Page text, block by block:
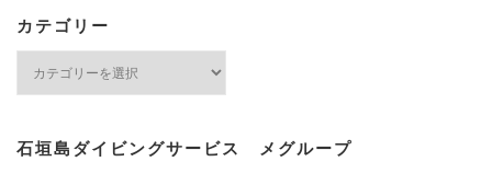
ブ
カテゴリー
ー
石垣島ダイビングサービス メグループ